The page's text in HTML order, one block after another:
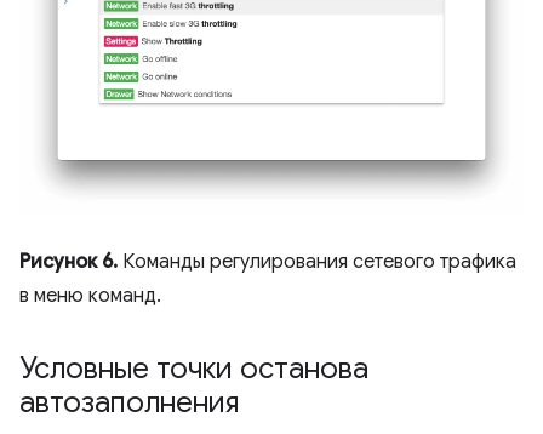
Рисунок 6. Команды регулирования сетевого трафика
в меню команд.
Условные точки останова
автозаполнения